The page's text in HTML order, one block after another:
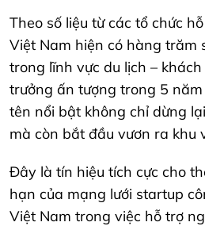
Theo số liệu từ các tổ chức
Việt Nam hiện có hàng trăm
trong lĩnh vực du lịch –
trưởng ấn tượng trong 5
tên nổi bật không chỉ dừng
mà còn bắt đầu vươn ra khu
Đây là tín hiệu tích cực cho
hạn của mạng lưới startup
Việt Nam trong việc hỗ trợ